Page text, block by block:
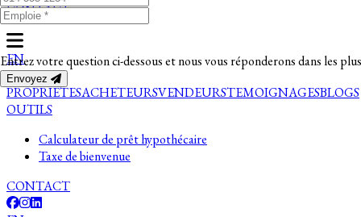
CONTACT
EN
PROPRIETESACHETEURSVENDEURSTEMOIGNAGESBLOGS
OUTILS
Calculateur de prêt hypothécaire
Taxe de bienvenue
CONTACT
Entrez votre question ci-dessous et nous vous réponderons dans les
Envoyez